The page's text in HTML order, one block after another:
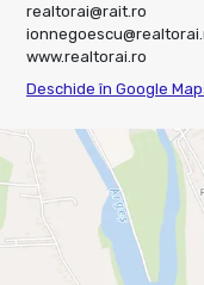
realtorai@rait.ro
www.realtorai.ro
Deschide în Google